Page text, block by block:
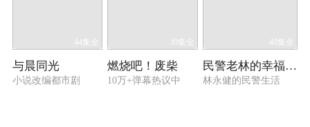
44集全
与晨同光
小说改编都市剧
30集全
燃烧吧！废柴
10万+弹幕热议中
40集全
民警老林的幸福生活
林永健的民警生活